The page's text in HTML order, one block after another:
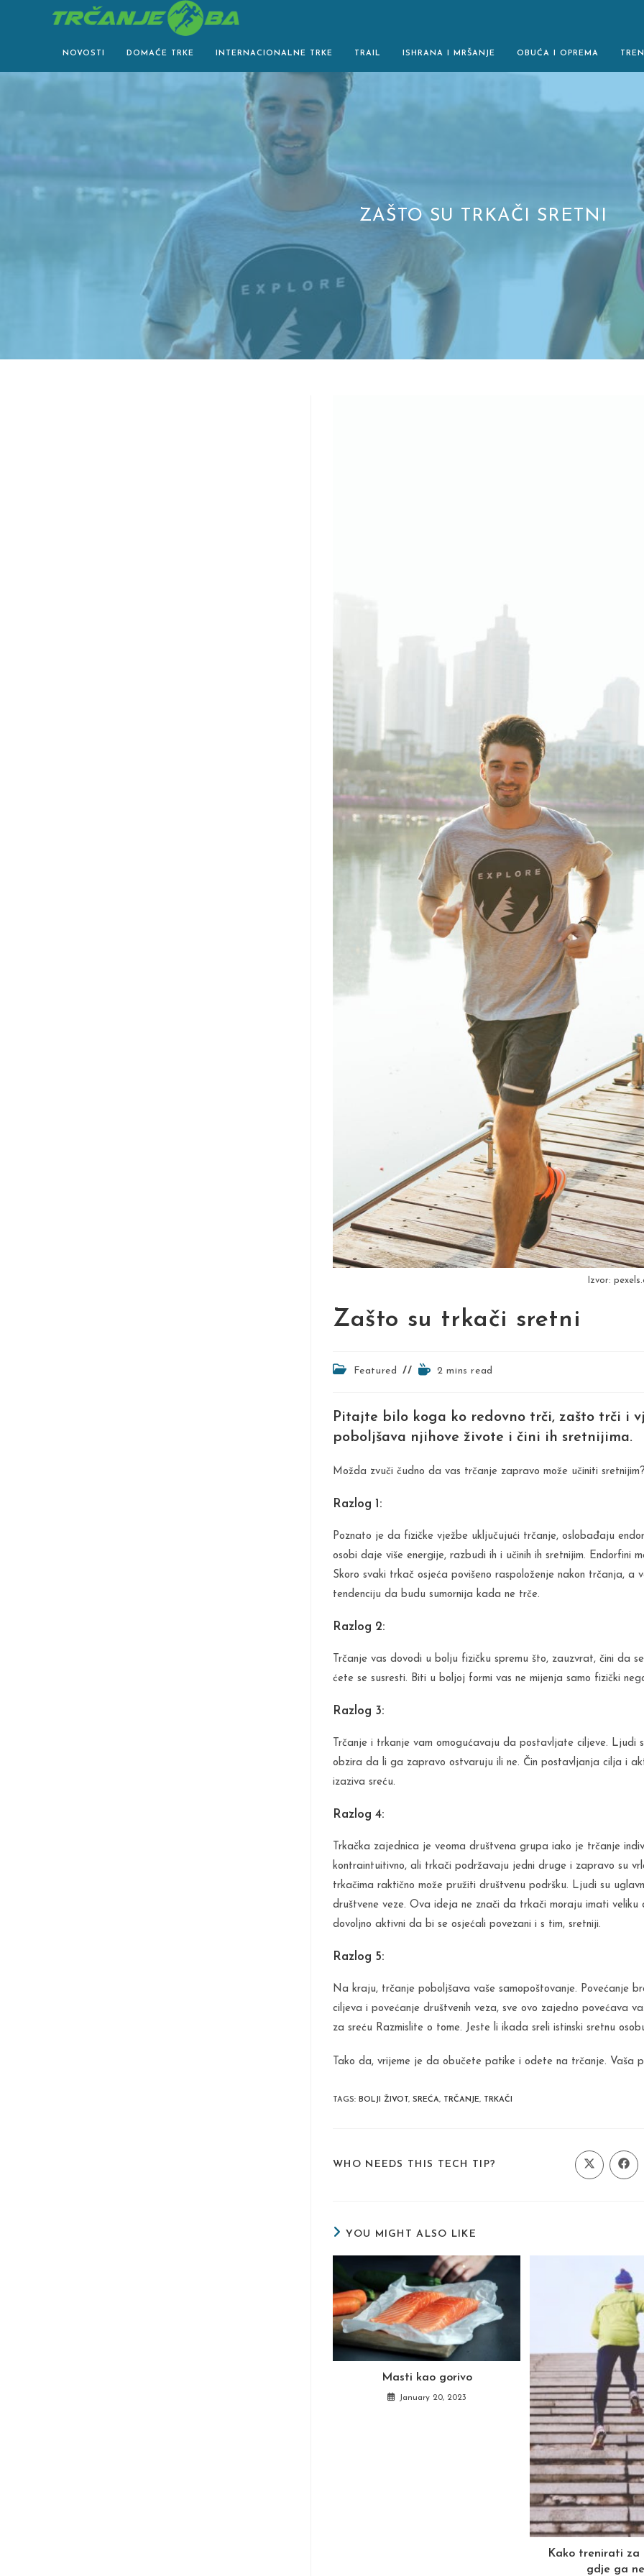
NOVOSTI DOMAĆE TRKE INTERNACIONALNE TRKE TRAIL ISHRANA I MRŠANJE OBUĆA I OPREMA
ZAŠTO SU TRKAČI SRETNI
Izvor:
Zašto su trkači sretni
PostFeatured
Reading2 mins read
Pitajte bilo koga ko redovno trči, zašto trči i
poboljšava njihove živote i čini ih sretnijima.
Možda zvuči čudno da vas trčanje zapravo može učiniti
Razlog 1:
Poznato je da fizičke vježbe uključujući trčanje, oslobađaju
osobi daje više energije, razbudi ih i učinih ih sretnijim.
Skoro svaki trkač osjeća povišeno raspoloženje nakon trčanja, a
tendenciju da budu sumornija kada ne trče.
Razlog 2:
Trčanje vas dovodi u bolju fizičku spremu što, zauzvrat, čini da
ćete se susresti. Biti u boljoj formi vas ne mijenja samo fizički
Razlog 3:
Trčanje i trkanje vam omogućavaju da postavljate ciljeve. Ljudi
obzira da li ga zapravo ostvaruju ili ne. Čin postavljanja cilja i
izaziva sreću.
Razlog 4:
Trkačka zajednica je veoma društvena grupa iako je trčanje
kontraintuitivno, ali trkači podržavaju jedni druge i zapravo su
trkačima raktično može pružiti društvenu podršku. Ljudi su
društvene veze. Ova ideja ne znači da trkači moraju imati
dovoljno aktivni da bi se osjećali povezani i s tim, sretniji.
Razlog 5:
Na kraju, trčanje poboljšava vaše samopoštovanje. Povećanje
ciljeva i povećanje društvenih veza, sve ovo zajedno povećava
za sreću Razmislite o tome. Jeste li ikada sreli istinski sretnu
Tako da, vrijeme je da obučete patike i odete na trčanje. Vaša
TAGS: BOLJI ŽIVOT , SREĆA, TRČANJE, TRKAČI
WHO NEEDS THIS TECH TIP?
Opens
in
in
YOU MIGHT ALSO LIKE
Masti kao gorivo
January 20, 2023
Kako trenirati za
gdje ga